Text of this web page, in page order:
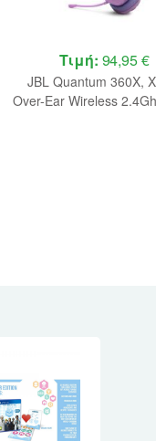
Τιμή: 94,95 €
JBL Quantum 360X,
Over-Ear Wireless